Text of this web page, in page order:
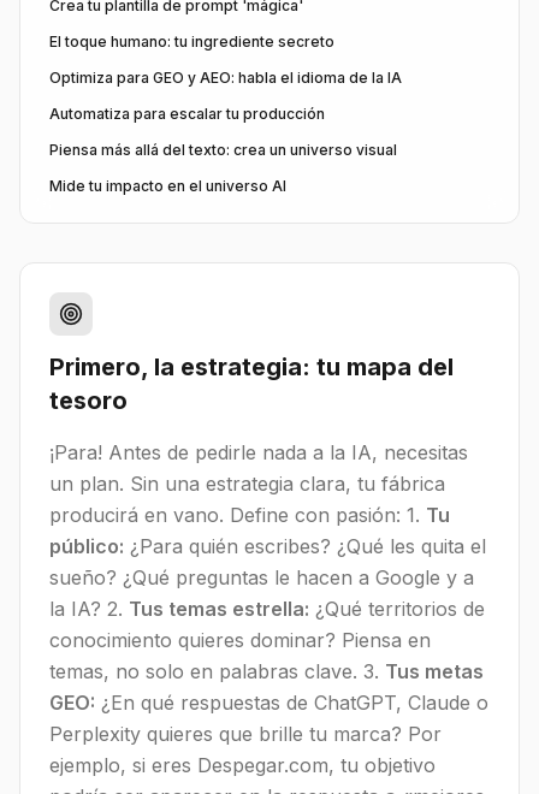
Crea tu plantilla de prompt 'mágica'
El toque humano: tu ingrediente secreto
Optimiza para GEO y AEO: habla el idioma de la IA
Automatiza para escalar tu producción
Piensa más allá del texto: crea un universo visual
Mide tu impacto en el universo AI
Primero, la estrategia: tu mapa del
tesoro
¡Para! Antes de pedirle nada a la IA, necesitas
un plan. Sin una estrategia clara, tu fábrica
producirá en vano. Define con pasión: 1. Tu
público: ¿Para quién escribes? ¿Qué les quita el
sueño? ¿Qué preguntas le hacen a Google y a
la IA? 2. Tus temas estrella: ¿Qué territorios de
conocimiento quieres dominar? Piensa en
temas, no solo en palabras clave. 3. Tus metas
GEO: ¿En qué respuestas de ChatGPT, Claude o
Perplexity quieres que brille tu marca? Por
ejemplo, si eres Despegar.com, tu objetivo